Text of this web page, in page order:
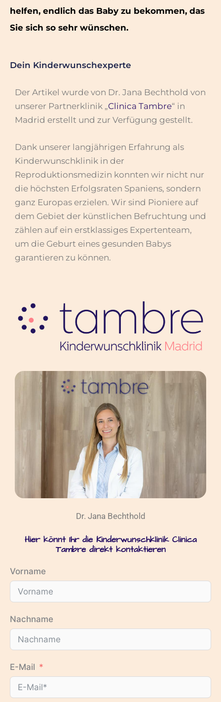
helfen, endlich das Baby zu bekommen, das
Sie sich so sehr wünschen.
Dein Kinderwunschexperte
Der Artikel wurde von Dr. Jana Bechthold von
unserer Partnerklinik „Clinica Tambre“ in
Madrid erstellt und zur Verfügung gestellt.
Dank unserer langjährigen Erfahrung als
Kinderwunschklinik in der
Reproduktionsmedizin konnten wir nicht nur
die höchsten Erfolgsraten Spaniens, sondern
ganz Europas erzielen. Wir sind Pioniere auf
dem Gebiet der künstlichen Befruchtung und
zählen auf ein erstklassiges Expertenteam,
um die Geburt eines gesunden Babys
garantieren zu können.
Dr. Jana Bechthold
Hier könnt Ihr die Kinderwunschklinik Clinica
Tambre direkt kontaktieren
Vorname
Nachname
E-Mail